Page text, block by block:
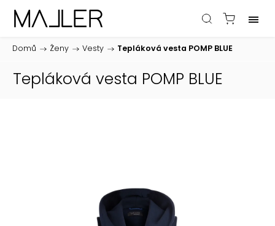
Domů / Ženy / Vesty / Tepláková vesta POMP BLUE
Tepláková vesta POMP BLUE